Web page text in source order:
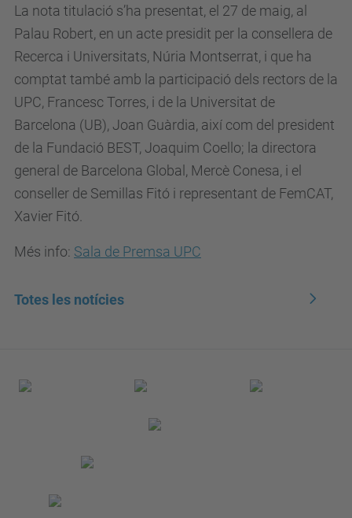
La nota titulació s’ha presentat, el 27 de maig, al
Palau Robert, en un acte presidit per la consellera de
Recerca i Universitats, Núria Montserrat, i que ha
comptat també amb la participació dels rectors de la
UPC, Francesc Torres, i de la Universitat de
Barcelona (UB), Joan Guàrdia, així com del president
de la Fundació BEST, Joaquim Coello; la directora
general de Barcelona Global, Mercè Conesa, i el
conseller de Semillas Fitó i representant de FemCAT,
Xavier Fitó.
Més info: Sala de Premsa UPC
Totes les notícies